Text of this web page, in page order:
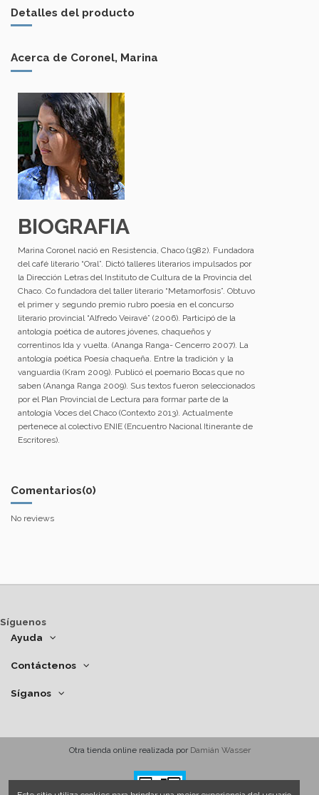
Detalles del producto
Acerca de Coronel, Marina
BIOGRAFIA
Marina Coronel nació en Resistencia, Chaco (1982). Fundadora
del café literario “Oral”. Dictó talleres literarios impulsados por
la Dirección Letras del Instituto de Cultura de la Provincia del
Chaco. Co fundadora del taller literario “Metamorfosis”. Obtuvo
el primer y segundo premio rubro poesía en el concurso
literario provincial “Alfredo Veiravé” (2006). Participó de la
antología poética de autores jóvenes, chaqueños y
correntinos Ida y vuelta. (Ananga Ranga- Cencerro 2007). La
antología poética Poesía chaqueña. Entre la tradición y la
vanguardia (Kram 2009). Publicó el poemario Bocas que no
saben (Ananga Ranga 2009). Sus textos fueron seleccionados
por el Plan Provincial de Lectura para formar parte de la
antología Voces del Chaco (Contexto 2013). Actualmente
pertenece al colectivo ENIE (Encuentro Nacional Itinerante de
Escritores).
Comentarios(0)
No reviews
Síguenos
Ayuda
Contáctenos
Síganos
Otra tienda online realizada por Damián Wasser